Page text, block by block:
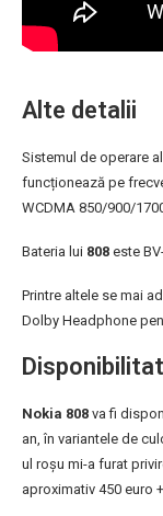
Alte detalii
Sistemul de operare
funcționează pe
WCDMA 850/900/
Bateria lui 808 este
Printre altele se mai
Dolby Headphone
Nokia 808 va fi
an, în variantele de
ul roșu mi-a furat
aproximativ 450 euro